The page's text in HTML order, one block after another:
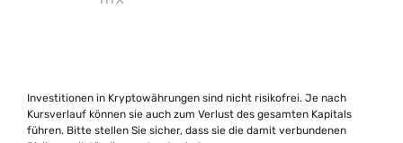
Investitionen in Kryptowährungen sind nicht risikofrei. Je nach
Kursverlauf können sie auch zum Verlust des gesamten Kapitals
führen. Bitte stellen Sie sicher, dass sie die damit verbundenen